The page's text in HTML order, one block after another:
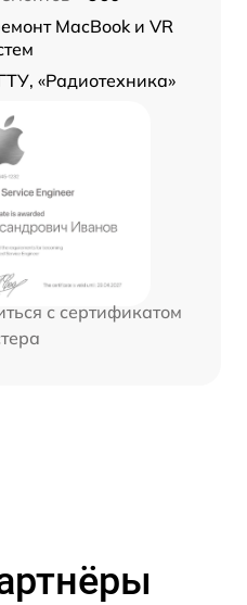
MacBook и VR
«Радиотехника»
с сертификатом